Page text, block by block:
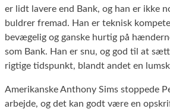
er lidt lavere end Bank, og han er ikke
buldrer fremad. Han er teknisk
bevægelig og ganske hurtig på
som Bank. Han er snu, og god til at
rigtige tidspunkt, blandt andet en
Amerikanske Anthony Sims stoppede
arbejde, og det kan godt være en